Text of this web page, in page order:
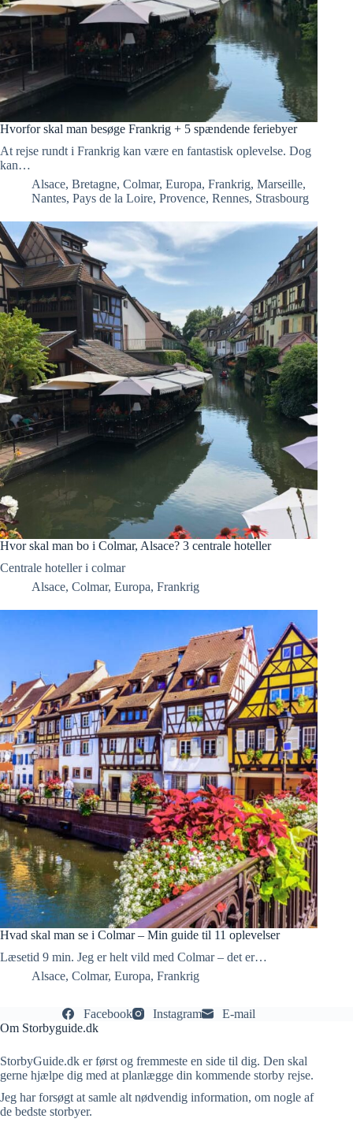
Hvorfor skal man besøge Frankrig + 5 spændende feriebyer
At rejse rundt i Frankrig kan være en fantastisk oplevelse. Dog
kan…
Alsace, Bretagne, Colmar, Europa, Frankrig, Marseille,
Nantes, Pays de la Loire, Provence, Rennes, Strasbourg
Hvor skal man bo i Colmar, Alsace? 3 centrale hoteller
Centrale hoteller i colmar
Alsace, Colmar, Europa, Frankrig
Hvad skal man se i Colmar – Min guide til 11 oplevelser
Læsetid 9 min. Jeg er helt vild med Colmar – det er…
Alsace, Colmar, Europa, Frankrig
Facebook Instagram
E-mail
Om Storbyguide.dk
StorbyGuide.dk er først og fremmeste en side til dig. Den skal
gerne hjælpe dig med at planlægge din kommende storby rejse.
Jeg har forsøgt at samle alt nødvendig information, om nogle af
de bedste storbyer.